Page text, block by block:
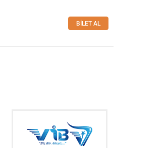
BİLET AL